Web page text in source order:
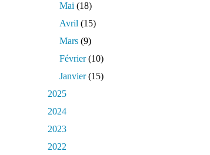
Mai (18)
Avril (15)
Mars (9)
Février(10)
Janvier(15)
2025
2024
2023
2022